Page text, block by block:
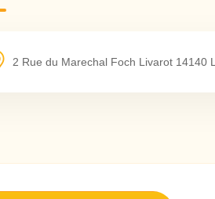
2 Rue du Marechal Foch Livarot 14140